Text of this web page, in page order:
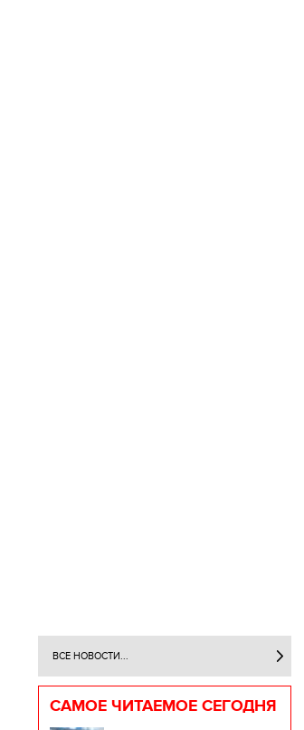
ВСЕ НОВОСТИ...
САМОЕ ЧИТАЕМОЕ СЕГОДНЯ